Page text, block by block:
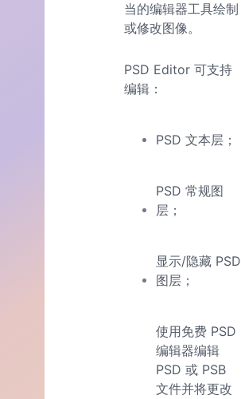
当的编辑器工具绘制
或修改图像。
PSD Editor 可支持
编辑：
PSD 文本层；
PSD 常规图
层；
显示/隐藏 PSD
图层；
使用免费 PSD
编辑器编辑
PSD 或 PSB
文件并将更改